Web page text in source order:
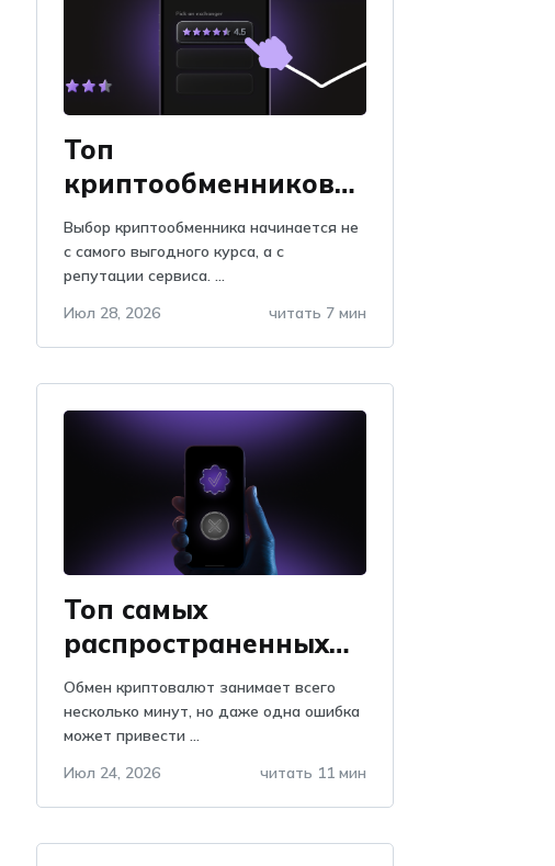
Топ
криптообменников
по отзывам на
Obmify
Выбор криптообменника начинается не
с самого выгодного курса, а с
репутации сервиса. ...
Июл 28, 2026
читать 7 мин
Топ самых
распространенных
проблем при обмене
криптовалют: как их
избежать
Обмен криптовалют занимает всего
несколько минут, но даже одна ошибка
может привести ...
Июл 24, 2026
читать 11 мин